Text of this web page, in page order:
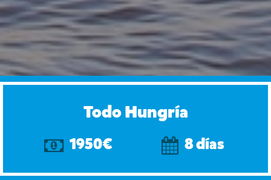
Todo Hungría
1950€ 8 días